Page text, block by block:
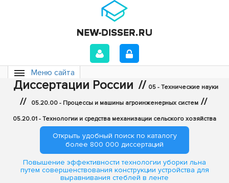
Меню сайта
Диссертации России // 05 - Технические науки
// 05.20.00 - Процессы и машины агроинженерных систем //
05.20.01 - Технологии и средства механизации сельского хозяйства
Открыть удобный поиск по каталогу
более 800 000 диссертаций
Повышение эффективности технологии уборки льна
путем совершенствования конструкции устройства для
выравнивания стеблей в ленте